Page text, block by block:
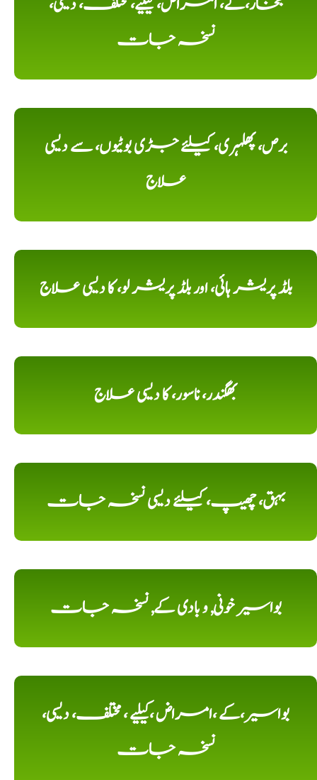
نسخہ جات
برص، پھلہری، کیلئے جڑی بوٹیوں، سے دیسی
علاج
بلڈ پریشر ہائی، اور بلڈ پریشر لو، کا دیسی علاج
بھگندر، ناسور، کا دیسی علاج
بہق، چھیپ، کیلئے دیسی نسخہ جات
بواسیر خونی, و بادی کے, نسخہ جات
بواسیر،کے ،امراض ،کیلیے ، مختلف، دیسی،
نسخہ جات